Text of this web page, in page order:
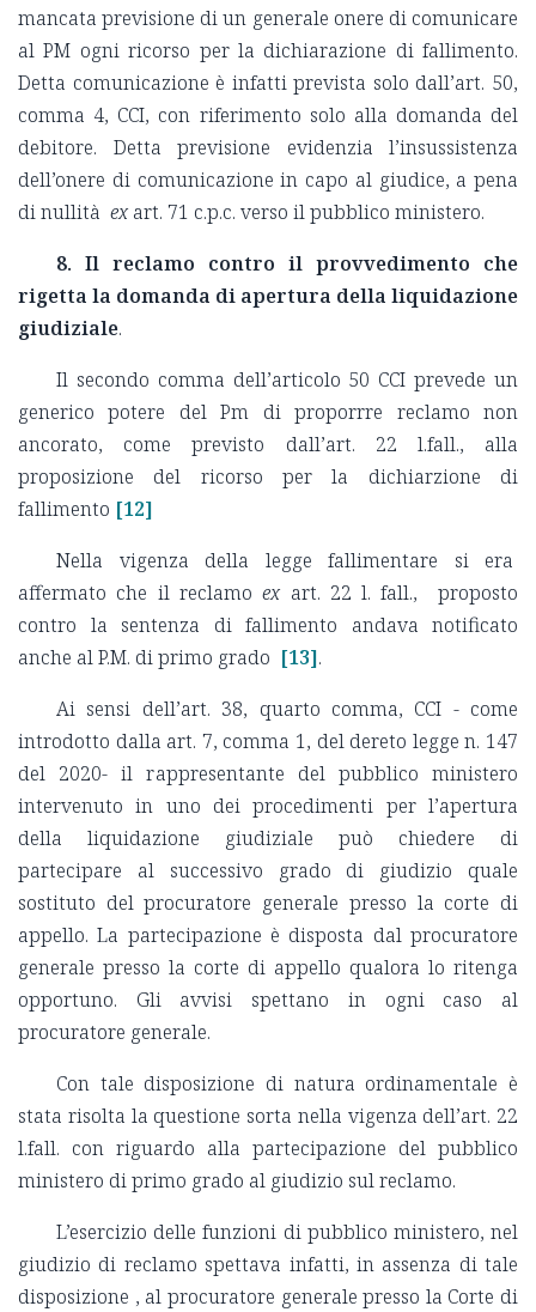
mancata previsione di un generale onere di comunicare
al PM ogni ricorso per la dichiarazione di fallimento.
Detta comunicazione è infatti prevista solo dall’art. 50,
comma 4, CCI, con riferimento solo alla domanda del
debitore. Detta previsione evidenzia l’insussistenza
dell’onere di comunicazione in capo al giudice, a pena
di nullità exart. 71 c.p.c. verso il pubblico ministero.
8. Il reclamo contro il provvedimento che
rigetta la domanda di apertura della liquidazione
giudiziale.
Il secondo comma dell’articolo 50 CCI prevede un
generico potere del Pm di proporrre reclamo non
ancorato, come previsto dall’art. 22 l.fall., alla
proposizione del ricorso per la dichiarzione di
fallimento [12]
Nella vigenza della legge fallimentare si era
affermato che il reclamoexart. 22 l. fall., proposto
contro la sentenza di fallimento andava notificato
anche al P.M. di primo grado [13].
Ai sensi dell’art. 38, quarto comma, CCI - come
introdotto dalla art. 7, comma 1, del dereto legge n. 147
del 2020- il rappresentante del pubblico ministero
intervenuto in uno dei procedimenti per l’apertura
della liquidazione giudiziale può chiedere di
partecipare al successivo grado di giudizio quale
sostituto del procuratore generale presso la corte di
appello. La partecipazione è disposta dal procuratore
generale presso la corte di appello qualora lo ritenga
opportuno. Gli avvisi spettano in ogni caso al
procuratore generale.
Con tale disposizione di natura ordinamentale è
stata risolta la questione sorta nella vigenza dell’art. 22
l.fall. con riguardo alla partecipazione del pubblico
ministero di primo grado al giudizio sul reclamo.
L’esercizio delle funzioni di pubblico ministero, nel
giudizio di reclamo spettava infatti, in assenza di tale
disposizione , al procuratore generale presso la Corte di